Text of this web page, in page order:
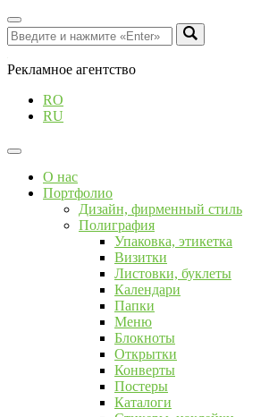
Рекламное агентство
RO
RU
О нас
Портфолио
Дизайн, фирменный стиль
Полиграфия
Упаковка, этикетка
Визитки
Листовки, буклеты
Календари
Папки
Меню
Блокноты
Открытки
Конверты
Постеры
Каталоги